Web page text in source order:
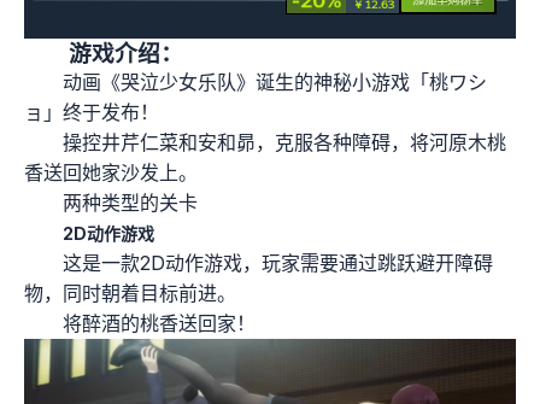
游戏介绍：
动画《哭泣少女乐队》诞生的神秘小游戏「桃ワシ
ョ」终于发布！
操控井芹仁菜和安和昴，克服各种障碍，将河原木桃
香送回她家沙发上。
两种类型的关卡
2D动作游戏
这是一款2D动作游戏，玩家需要通过跳跃避开障碍
物，同时朝着目标前进。
将醉酒的桃香送回家！